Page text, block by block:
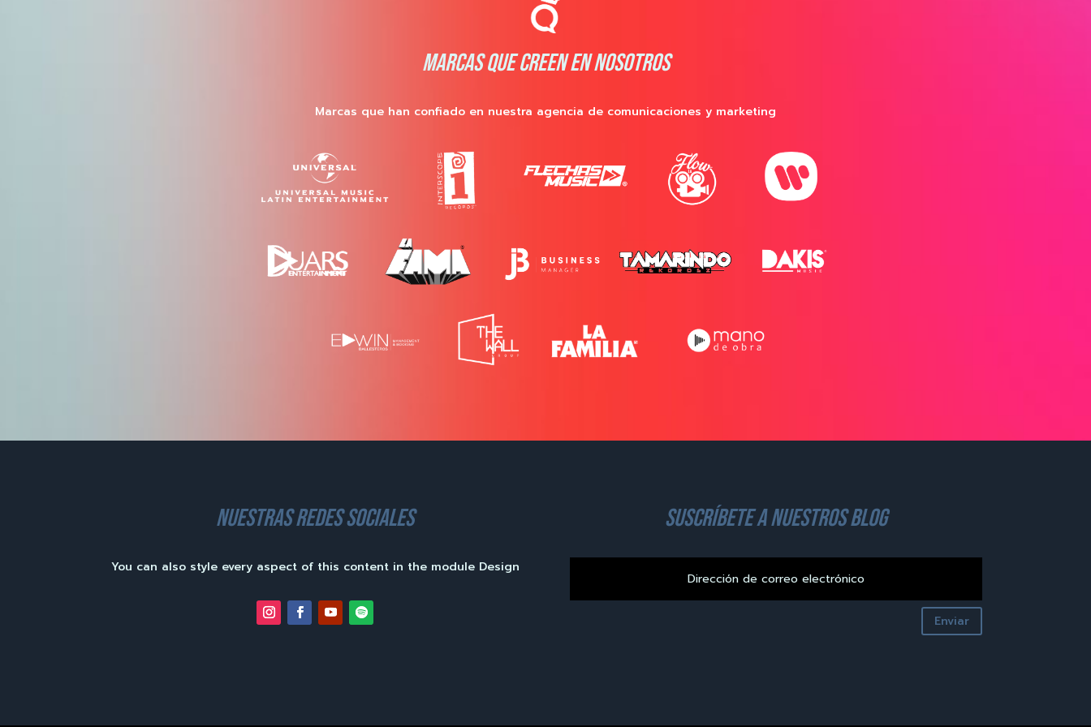
MARCAS QUE CREEN EN NOSOTROS
Marcas que han confiado en nuestra agencia de comunicaciones y marketing
nuestras redes sociales
You can also style every aspect of this content in the module Design
suscríbete a nuestros blog
Enviar